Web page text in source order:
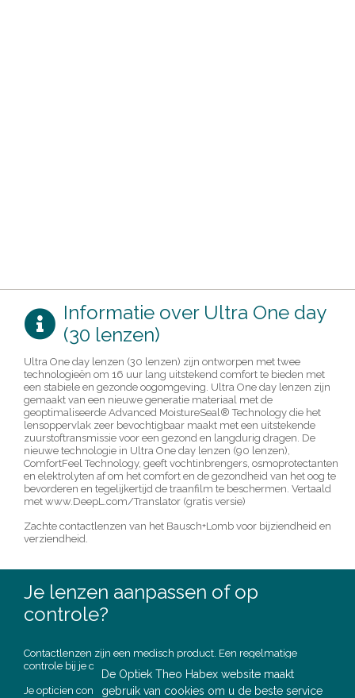
Informatie over Ultra One day
(30 lenzen)
Ultra One day lenzen (30 lenzen) zijn ontworpen met twee
technologieën om 16 uur lang uitstekend comfort te bieden met
een stabiele en gezonde oogomgeving. Ultra One day lenzen zijn
gemaakt van een nieuwe generatie materiaal met de
geoptimaliseerde Advanced MoistureSeal® Technology die het
lensoppervlak zeer bevochtigbaar maakt met een uitstekende
zuurstoftransmissie voor een gezond en langdurig dragen. De
nieuwe technologie in Ultra One day lenzen (90 lenzen),
ComfortFeel Technology, geeft vochtinbrengers, osmoprotectanten
en elektrolyten af om het comfort en de gezondheid van het oog te
bevorderen en tegelijkertijd de traanfilm te beschermen. Vertaald
met www.DeepL.com/Translator (gratis versie)
Zachte contactlenzen van het Bausch+Lomb voor bijziendheid en
verziendheid.
Je lenzen aanpassen of op
controle?
Contactlenzen zijn een medisch product. Een regelmatige
controle bij je opticien is noodzakelijk.
Je opticien controleert of de lens overeenkomt met de
De Optiek Theo Habex website maakt
gebruik van cookies om u de beste service